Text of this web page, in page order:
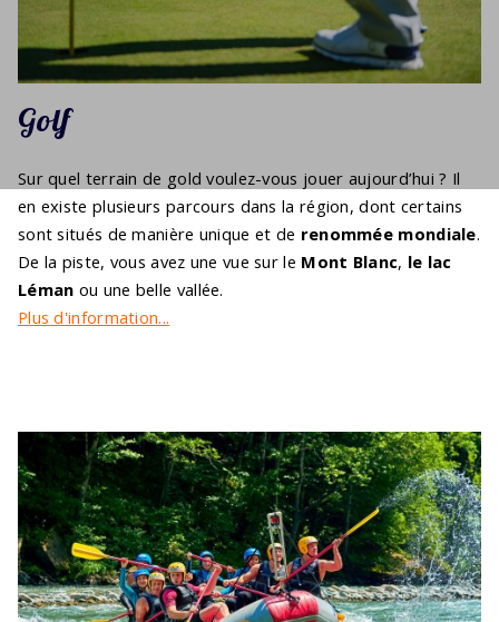
Golf
Sur quel terrain de gold voulez-vous jouer aujourd’hui ? Il
en existe plusieurs parcours dans la région, dont certains
sont situés de manière unique et de renommée mondiale.
De la piste, vous avez une vue sur le Mont Blanc, le lac
Léman ou une belle vallée.
Plus d'information...